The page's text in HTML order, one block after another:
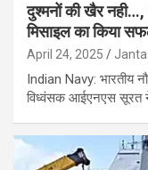
दुश्‍मनों की खैर नही…,
मिसाइल का किया
April 24, 2025
Indian Navy: भारतीय
विध्वंसक आईएनएस सूरत